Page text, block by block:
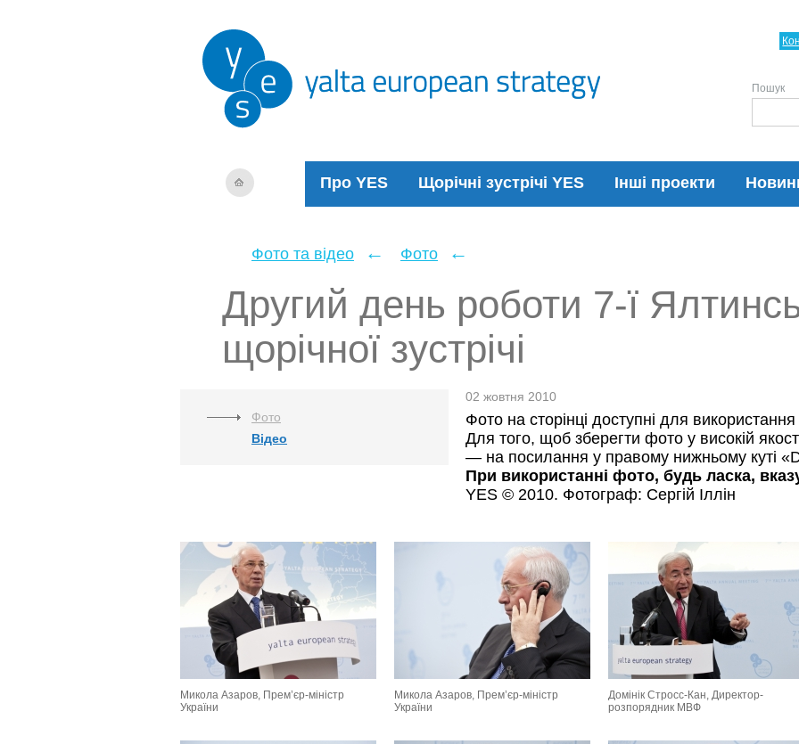
Про YES Щорічні зустрічі YES Інші проекти
Пошук
Фото та відео ← Фото ←
Другий день роботи 7-ї
щорічної зустрічі
Фото
Відео
02 жовтня 2010
Фото на сторінці доступні для
Для того, щоб зберегти фото у високій
— на посилання у правому нижньому куті
При використанні фото, будь ласка,
YES © 2010. Фотограф: Сергій Іллін
Микола Азаров, Прем’єр-міністр
України
Микола Азаров, Прем’єр-міністр
України
Домінік Стросс-Кан, Директор-
розпорядник МВФ